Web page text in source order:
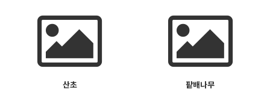
산초 팥배나무